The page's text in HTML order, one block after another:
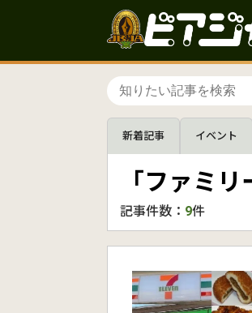
新着記事 イベント
「ファミ
記事件数： 9件